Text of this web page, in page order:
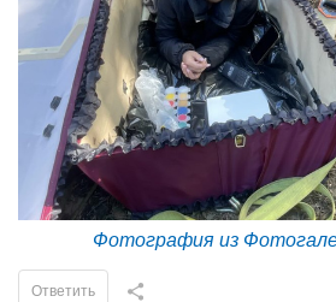
Фотография из
Ответить